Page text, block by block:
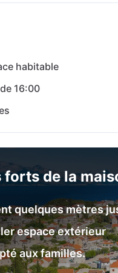
les konobas
même des plages
de Brac, une
international
habitable
16:00
forts de la
quelques mètres
espace extérieur
aux familles.